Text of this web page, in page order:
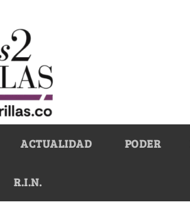
ACTUALIDAD PODER
R.I.N.